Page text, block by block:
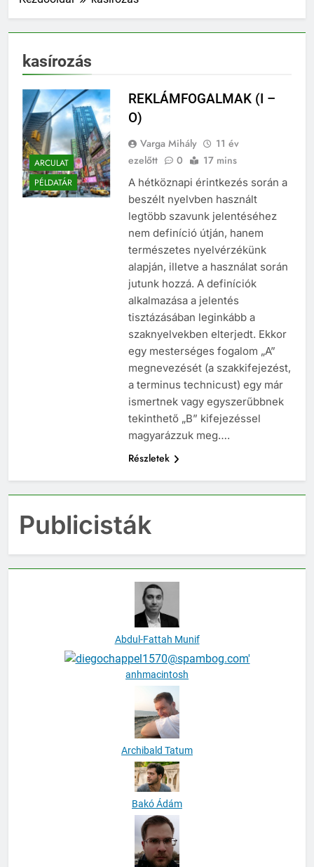
kasírozás
ARCULAT
PÉLDATÁR
REKLÁMFOGALMAK (I –
O)
Varga Mihály
11 év
ezelőtt
0 17 mins
A hétköznapi érintkezés során a
beszélt nyelvben használt
legtöbb szavunk jelentéséhez
nem definíció útján, hanem
természetes nyelvérzékünk
alapján, illetve a használat során
jutunk hozzá. A definíciók
alkalmazása a jelentés
tisztázásában leginkább a
szaknyelvekben elterjedt. Ekkor
egy mesterséges fogalom „A”
megnevezését (a szakkifejezést,
a terminus technicust) egy már
ismertnek vagy egyszerűbbnek
tekinthető „B” kifejezéssel
magyarázzuk meg….
Részletek
Publicisták
Abdul-Fattah Munif
anhmacintosh
Archibald Tatum
Bakó Ádám